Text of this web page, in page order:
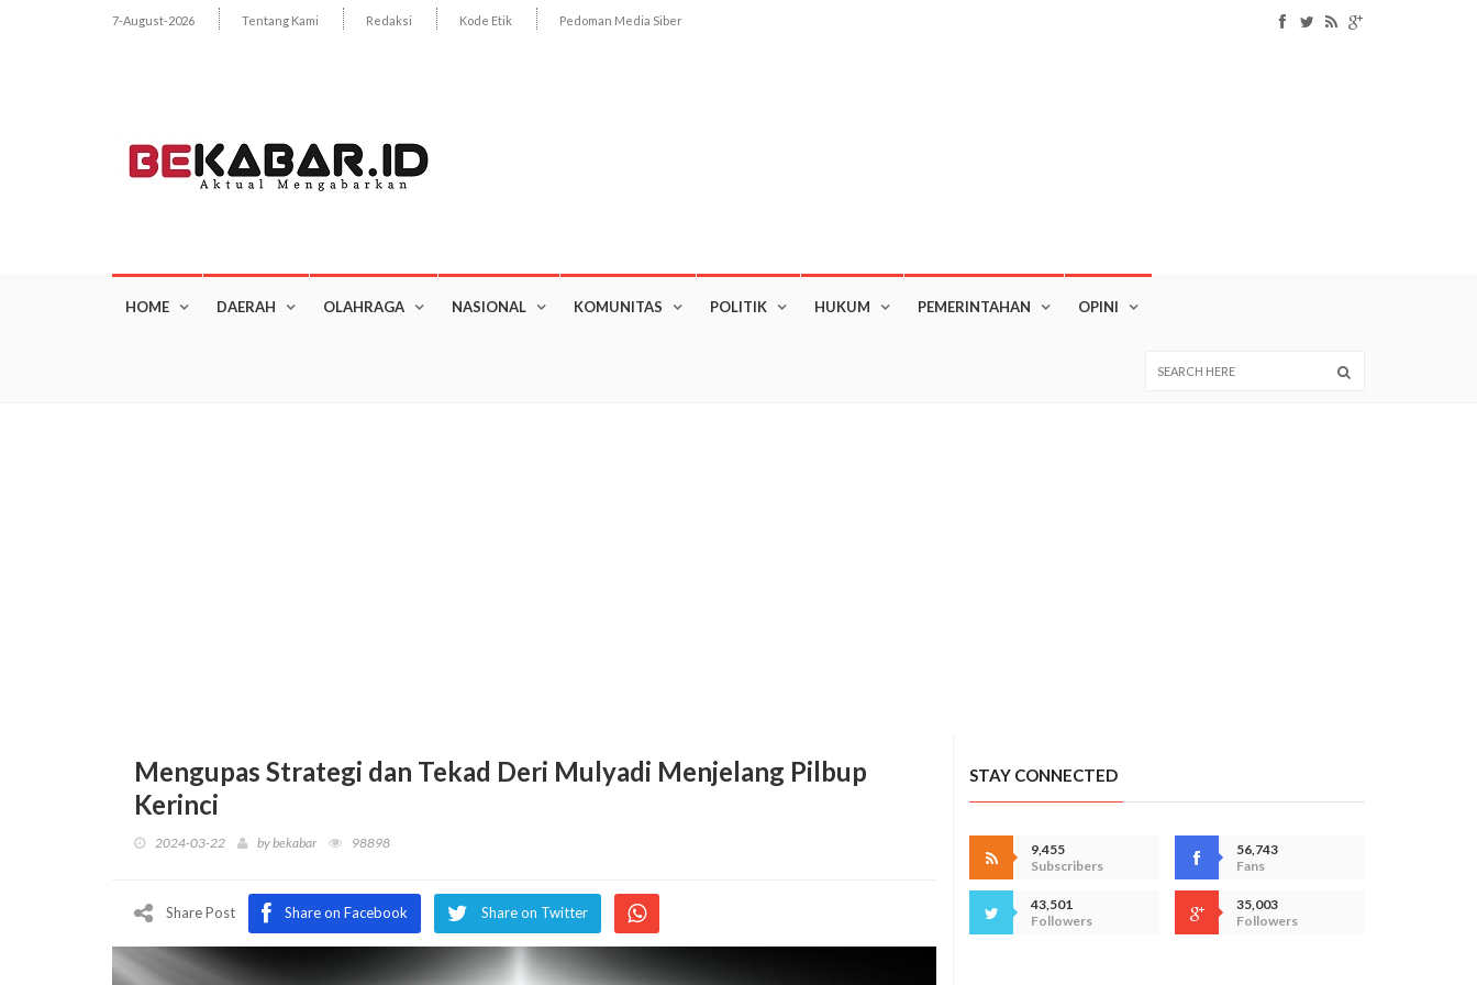
7-August-2026 Tentang Kami Redaksi Kode Etik Pedoman Media Siber
HOME DAERAH OLAHRAGA NASIONAL KOMUNITAS POLITIK HUKUM PEMERINTAHAN OPINI
Mengupas Strategi dan Tekad Deri Mulyadi Menjelang Pilbup
Kerinci
2024-03-22 bybekabar 98898
Share Post Share on Facebook Share on Twitter
STAY CONNECTED
9,455
Subscribers
56,743
Fans
43,501
Followers
35,003
Followers